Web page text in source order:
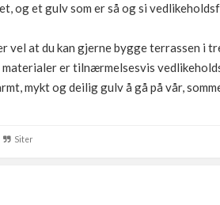
og et gulv som er så og si
vel at du kan gjerne bygge terrassen
er tilnærmelsesvis
mykt og deilig gulv å gå på vår,
Siter